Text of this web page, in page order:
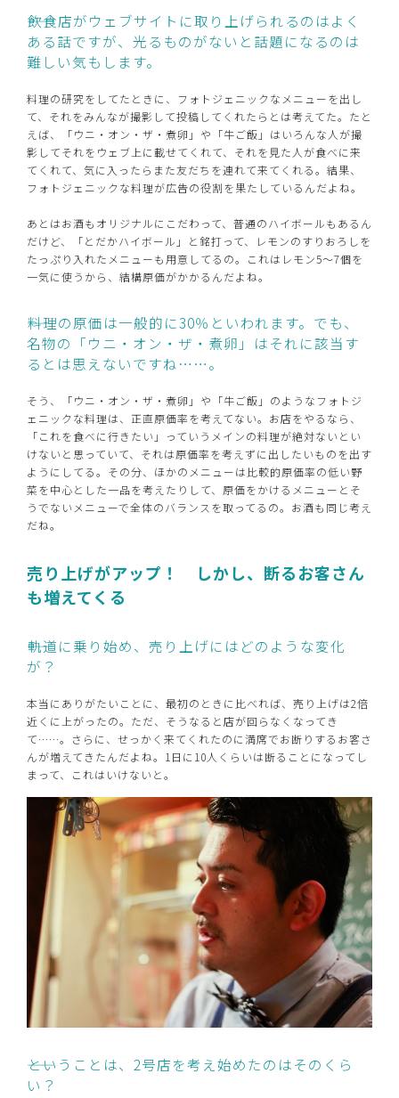
――飲食店がウェブサイトに取り上げられるのはよく
ある話ですが、光るものがないと話題になるのは
難しい気もします。
料理の研究をしてたときに、フォトジェニックなメニューを出し
て、それをみんなが撮影して投稿してくれたらとは考えてた。たと
えば、「ウニ・オン・ザ・煮卵」や「牛ご飯」はいろんな人が撮
影してそれをウェブ上に載せてくれて、それを見た人が食べに来
てくれて、気に入ったらまた友だちを連れて来てくれる。結果、
フォトジェニックな料理が広告の役割を果たしているんだよね。
あとはお酒もオリジナルにこだわって、普通のハイボールもあるん
だけど、「とだかハイボール」と銘打って、レモンのすりおろしを
たっぷり入れたメニューも用意してるの。これはレモン5～7個を
一気に使うから、結構原価がかかるんだよね。
――料理の原価は一般的に30％といわれます。でも、
名物の「ウニ・オン・ザ・煮卵」はそれに該当す
るとは思えないですね……。
そう、「ウニ・オン・ザ・煮卵」や「牛ご飯」のようなフォトジ
ェニックな料理は、正直原価率を考えてない。お店をやるなら、
「これを食べに行きたい」っていうメインの料理が絶対ないとい
けないと思っていて、それは原価率を考えずに出したいものを出す
ようにしてる。その分、ほかのメニューは比較的原価率の低い野
菜を中心とした一品を考えたりして、原価をかけるメニューとそ
うでないメニューで全体のバランスを取ってるの。お酒も同じ考え
だね。
売り上げがアップ！ しかし、断るお客さん
も増えてくる
――軌道に乗り始め、売り上げにはどのような変化
が？
本当にありがたいことに、最初のときに比べれば、売り上げは2倍
近くに上がったの。ただ、そうなると店が回らなくなってき
て……。さらに、せっかく来てくれたのに満席でお断りするお客さ
んが増えてきたんだよね。1日に10人くらいは断ることになってし
まって、これはいけないと。
――ということは、2号店を考え始めたのはそのくら
い？